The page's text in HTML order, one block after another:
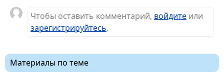
Чтобы оставить комментарий, войдите или
зарегистрируйтесь.
Материалы по теме